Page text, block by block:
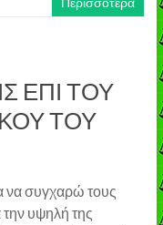
ΕΠΙ ΤΟΥ
ΤΟΥ
να συγχαρώ τους
την υψηλή της